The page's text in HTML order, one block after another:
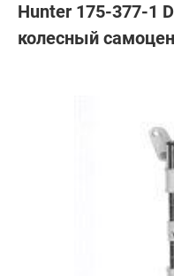
Hunter 175-377-1
колесный
Подобрать